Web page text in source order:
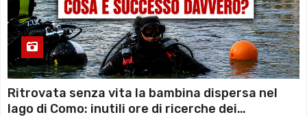
Ritrovata senza vita la bambina dispersa nel
lago di Como: inutili ore di ricerche dei